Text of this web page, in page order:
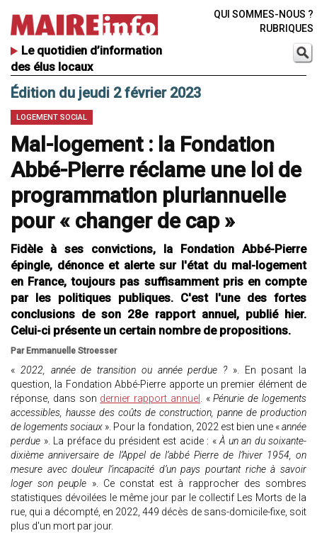
Le quotidien d’information
des élus locaux
QUI SOMMES-NOUS ?
RUBRIQUES
Édition du jeudi 2 février 2023
LOGEMENT SOCIAL
Mal-logement : la Fondation
Abbé-Pierre réclame une loi de
programmation pluriannuelle
pour « changer de cap »
Fidèle à ses convictions, la Fondation Abbé-Pierre
épingle, dénonce et alerte sur l'état du mal-logement
en France, toujours pas suffisamment pris en compte
par les politiques publiques. C'est l'une des fortes
conclusions de son 28e rapport annuel, publié hier.
Celui-ci présente un certain nombre de propositions.
Par Emmanuelle Stroesser
« 2022, année de transition ou année perdue ?». En posant la
question, la Fondation Abbé-Pierre apporte un premier élément de
réponse, dans son dernier rapport annuel . «Pénurie de logements
accessibles, hausse des coûts de construction, panne de production
de logements sociaux ». Pour la fondation, 2022 est bien une «année
perdue ». La préface du président est acide : «À un an du soixante-
dixième anniversaire de l’Appel de l’abbé Pierre de l’hiver 1954, on
mesure avec douleur l’incapacité d’un pays pourtant riche à savoir
loger son peuple ». Ce constat est à rapprocher des sombres
statistiques dévoilées le même jour par le collectif Les Morts de la
rue, qui a décompté, en 2022, 449 décès de sans-domicile-fixe, soit
plus d'un mort par jour.